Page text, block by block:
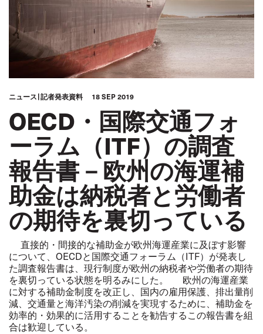
ニュース 記者発表資料 18 SEP 2019
OECD・国際交通フォ
ーラム（ITF）の調査
報告書－欧州の海運補
助金は納税者と労働者
の期待を裏切っている
直接的・間接的な補助金が欧州海運産業に及ぼす影響
について、OECDと国際交通フォーラム（ITF）が発表し
た調査報告書は、現行制度が欧州の納税者や労働者の期待
を裏切っている状態を明るみにした。 欧州の海運産業
に対する補助金制度を改正し、国内の雇用保護、排出量削
減、交通量と海洋汚染の削減を実現するために、補助金を
効率的・効果的に活用することを勧告するこの報告書を組
合は歓迎している。